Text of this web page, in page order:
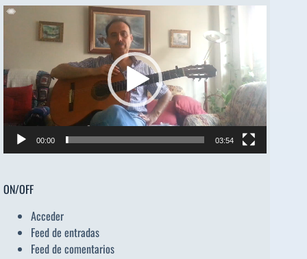
Reproductor
00:00 03:54
ON/OFF
Acceder
Feed de entradas
Feed de comentarios